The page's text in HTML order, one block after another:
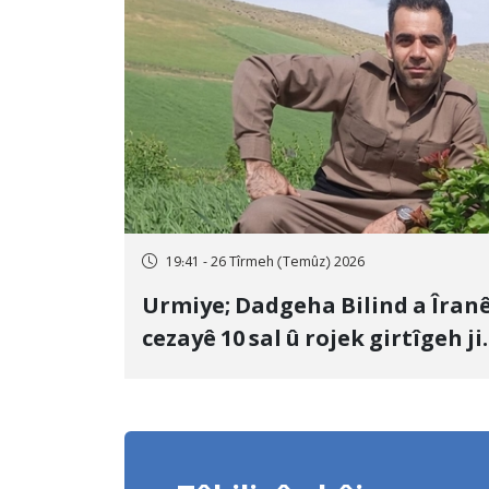
19:41 - 26 Tîrmeh (Temûz) 2026
Urmiye; Dadgeha Bilind a
cezayê 10 sal û rojek girtîgeh ji